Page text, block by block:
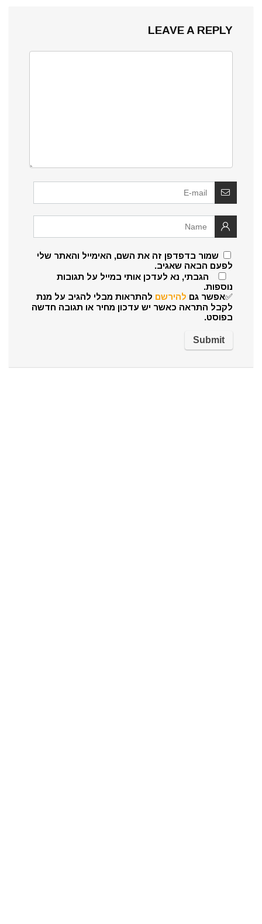
LEAVE A REPLY
שמור בדפדפן זה את השם, האימייל והאתר שלי
לפעם הבאה שאגיב.
הגבתי, נא לעדכן אותי במייל על תגובות
נוספות.
✅אפשר גם להירשם להתראות מבלי להגיב על מנת
לקבל התראה כאשר יש עדכון מחיר או תגובה חדשה
בפוסט.